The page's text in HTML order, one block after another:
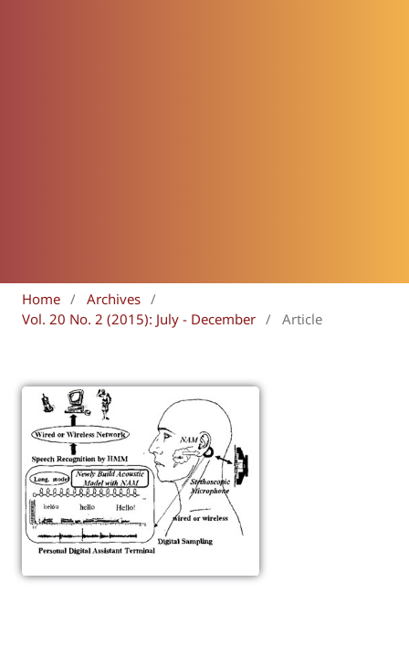
Home / Archives /
Vol. 20 No. 2 (2015): July - December / Article